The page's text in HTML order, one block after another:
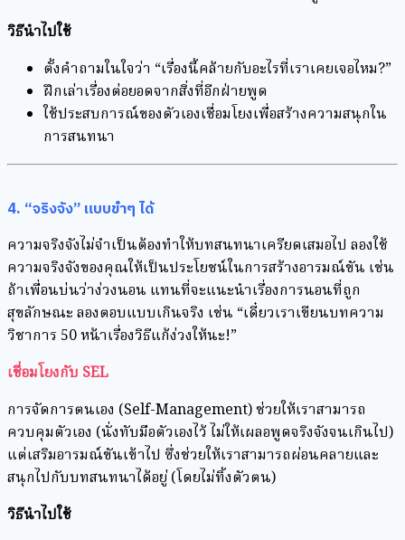
วิธีนำไปใช้
ตั้งคำถามในใจว่า “เรื่องนี้คล้ายกับอะไรที่เราเคยเจอไหม?”
ฝึกเล่าเรื่องต่อยอดจากสิ่งที่อีกฝ่ายพูด
ใช้ประสบการณ์ของตัวเองเชื่อมโยงเพื่อสร้างความสนุกใน
การสนทนา
4. “จริงจัง” แบบขำๆ ได้
ความจริงจังไม่จำเป็นต้องทำให้บทสนทนาเครียดเสมอไป ลองใช้
ความจริงจังของคุณให้เป็นประโยชน์ในการสร้างอารมณ์ขัน เช่น
ถ้าเพื่อนบ่นว่าง่วงนอน แทนที่จะแนะนำเรื่องการนอนที่ถูก
สุขลักษณะ ลองตอบแบบเกินจริง เช่น “เดี๋ยวเราเขียนบทความ
วิชาการ 50 หน้าเรื่องวิธีแก้ง่วงให้นะ!”
เชื่อมโยงกับ SEL
การจัดการตนเอง (Self-Management) ช่วยให้เราสามารถ
ควบคุมตัวเอง (นั่งทับมือตัวเองไว้ ไม่ให้เผลอพูดจริงจังจนเกินไป)
แต่เสริมอารมณ์ขันเข้าไป ซึ่งช่วยให้เราสามารถผ่อนคลายและ
สนุกไปกับบทสนทนาได้อยู่ (โดยไม่ทิ้งตัวตน)
วิธีนำไปใช้